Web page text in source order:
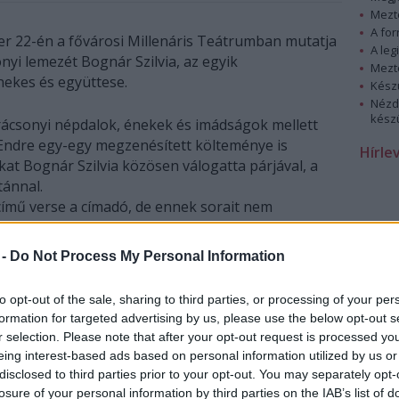
Do Not Process My Personal Information
opt-out of the sale, sharing to third parties, or processing of your
for targeted advertising by us, please use the below opt-out
selection. Please note that after your opt-out request is processed
interest-based ads based on personal information utilized by us
to third parties prior to your opt-out. You may separately
of your personal information by third parties on the IAB’s list of
22-én a fővárosi Millenáris Teátrumban mutatja
lemezét Bognár Szilvia, az egyik
és együttese.
népdalok, énekek és imádságok mellett
egy-egy megzenésített költeménye is
Bognár Szilvia közösen válogatta párjával, a
verse a címadó, de ennek sorait nem
vagy legalábbis nem mindet. A falu
áhítozó emberkép megkapó, sőt aktuális
érzi. A gyermeki tisztaság és hit, a szeretet
értékek megtartása a saját karácsonyi
Kívánom, hogy váljon valóra" - fejtette ki
hangulati részeit három jól elkülöníthető
paraszti kultúra világa, itt Bognár
A
A